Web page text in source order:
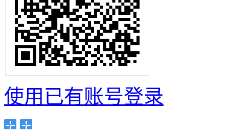
使用已有账号登录